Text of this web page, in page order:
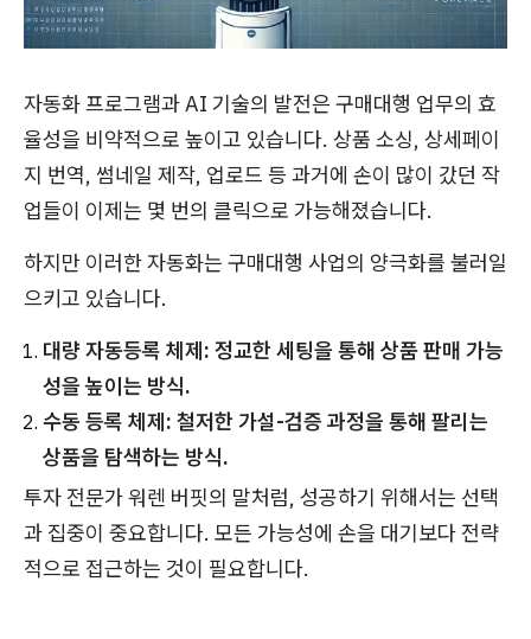
자동화 프로그램과 AI 기술의 발전은 구매대행 업무의 효
율성을 비약적으로 높이고 있습니다. 상품 소싱, 상세페이
지 번역, 썸네일 제작, 업로드 등 과거에 손이 많이 갔던 작
업들이 이제는 몇 번의 클릭으로 가능해졌습니다.
하지만 이러한 자동화는 구매대행 사업의 양극화를 불러일
으키고 있습니다.
대량 자동등록 체제: 정교한 세팅을 통해 상품 판매 가능
성을 높이는 방식.
수동 등록 체제: 철저한 가설-검증 과정을 통해 팔리는
상품을 탐색하는 방식.
투자 전문가 워렌 버핏의 말처럼, 성공하기 위해서는 선택
과 집중이 중요합니다. 모든 가능성에 손을 대기보다 전략
적으로 접근하는 것이 필요합니다.